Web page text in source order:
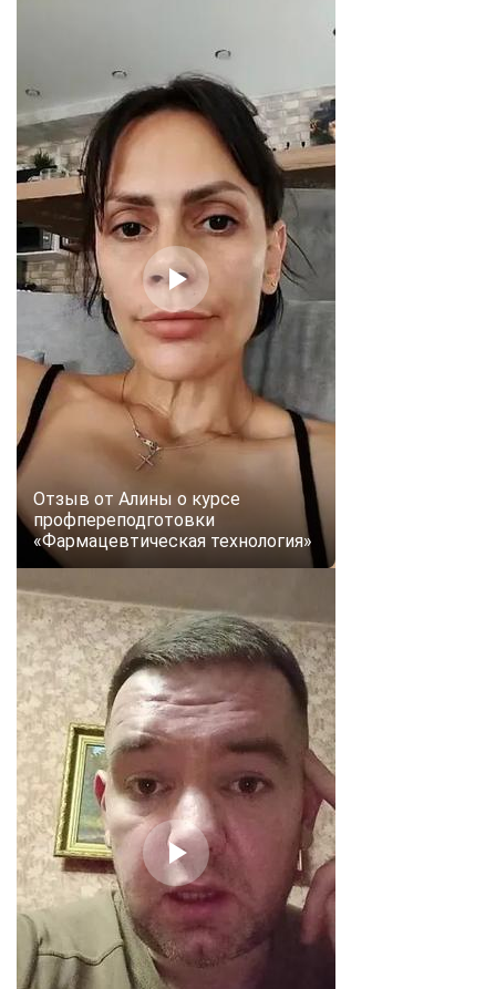
Отзыв от Алины о курсе
профпереподготовки
«Фармацевтическая технология»